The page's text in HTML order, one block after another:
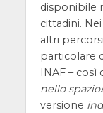
disponibile
cittadini.
altri
particolare
INAF –
nello spazio
versione